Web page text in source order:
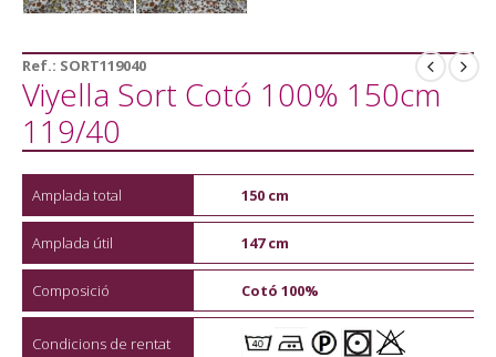
Ref.: SORT119040
Viyella Sort Cotó 100% 150cm
119/40
Amplada total 150 cm
Amplada útil 147 cm
Composició Cotó 100%
Condicions de rentat